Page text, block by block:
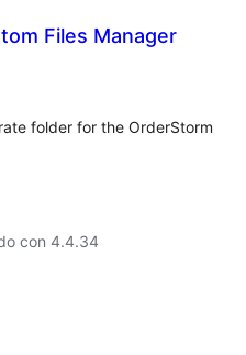
Files Manager
folder for the OrderStorm
con 4.4.34